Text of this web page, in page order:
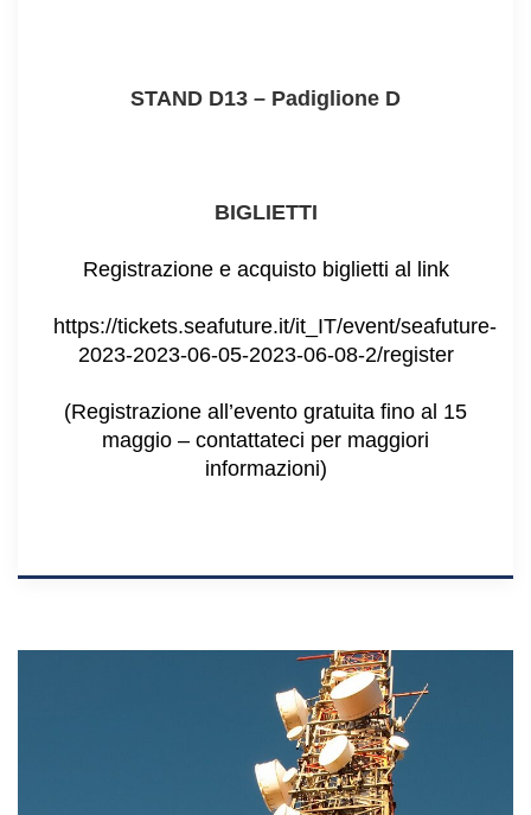
STAND D13 – Padiglione D
BIGLIETTI
Registrazione e acquisto biglietti al link
https://tickets.seafuture.it/it_IT/event/seafuture-
2023-2023-06-05-2023-06-08-2/register
(Registrazione all’evento gratuita fino al 15
maggio – contattateci per maggiori
informazioni)